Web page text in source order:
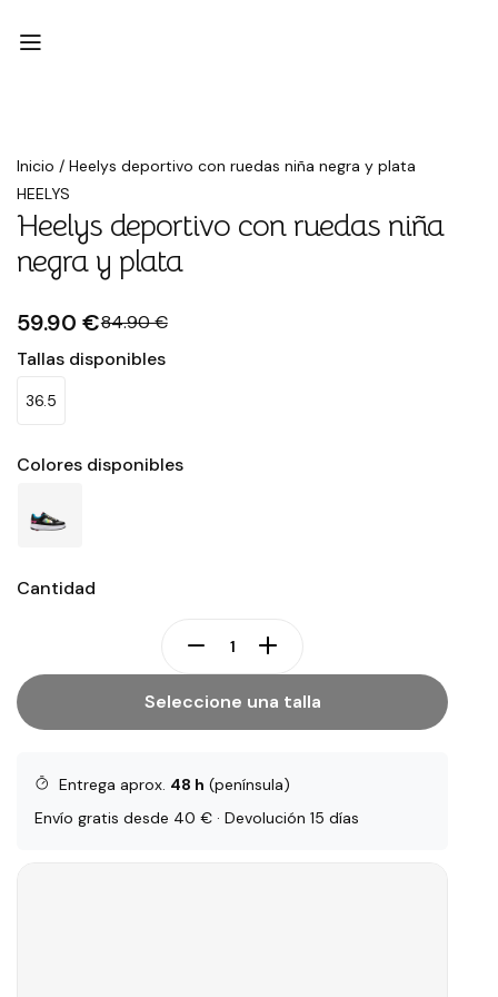
Inicio / Heelys deportivo con ruedas niña negra y plata
Rebajado
HEELYS
Heelys deportivo con ruedas niña
negra y plata
59.90 €84.90 €
Tallas disponibles
36.5
Colores disponibles
Cantidad
Seleccione una talla
Entrega aprox. 48 h (península)
Envío gratis desde 40 € · Devolución 15 días